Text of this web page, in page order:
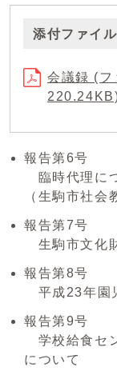
添付ファイル
会議録 (フ
報告第6号
臨時代理に
（生駒市社会
報告第7号
生駒市文化
報告第8号
平成23年園
報告第9号
学校給食セ
について